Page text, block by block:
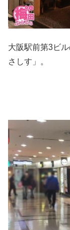
大阪駅前第3ビ
さしす」。